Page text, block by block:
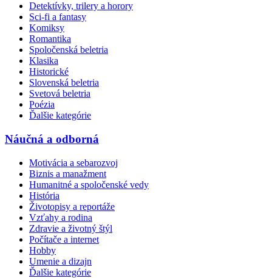
Detektívky, trilery a horory
Sci-fi a fantasy
Komiksy
Romantika
Spoločenská beletria
Klasika
Historické
Slovenská beletria
Svetová beletria
Poézia
Ďalšie kategórie
Náučná a odborná
Motivácia a sebarozvoj
Biznis a manažment
Humanitné a spoločenské vedy
História
Životopisy a reportáže
Vzťahy a rodina
Zdravie a životný štýl
Počítače a internet
Hobby
Umenie a dizajn
Ďalšie kategórie